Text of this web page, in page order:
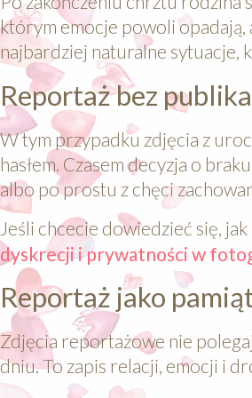
którym emocje powoli opadają,
najbardziej naturalne sytuacje,
Reportaż bez
W tym przypadku zdjęcia z
hasłem. Czasem decyzja o
albo po prostu z chęci
Jeśli chcecie dowiedzieć się,
dyskrecji i prywatności w
Reportaż jako
Zdjęcia reportażowe nie
dniu. To zapis relacji, emocji i